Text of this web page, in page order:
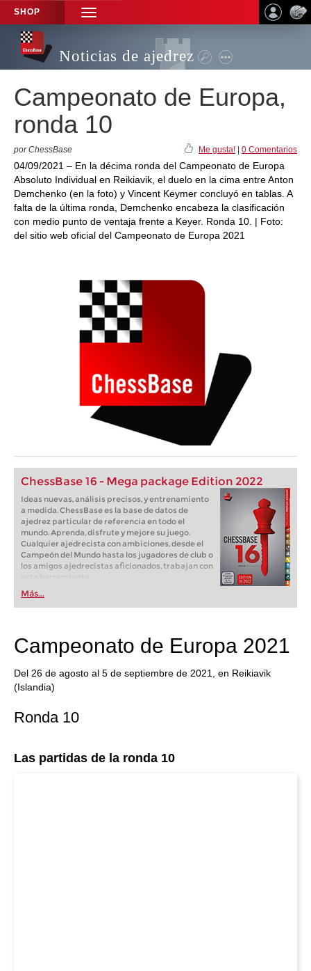
SHOP
TOGGLE
NAVIGATION
Noticias de ajedrez
Campeonato de Europa,
ronda 10
por ChessBase Me gusta! 0 Comentarios
04/09/2021 – En la décima ronda del Campeonato de Europa
Absoluto Individual en Reikiavik, el duelo en la cima entre Anton
Demchenko (en la foto) y Vincent Keymer concluyó en tablas. A
falta de la última ronda, Demchenko encabeza la clasificación
con medio punto de ventaja frente a Keyer. Ronda 10. | Foto:
del sitio web oficial del Campeonato de Europa 2021
ChessBase 16 - Mega package Edition 2022
Ideas nuevas, análisis precisos, y entrenamiento
a medida. ChessBase es la base de datos de
ajedrez particular de referencia en todo el
mundo. Aprenda, disfrute y mejore su juego.
Cualquier ajedrecista con ambiciones, desde el
Campeón del Mundo hasta los jugadores de club o
los amigos ajedrecistas aficionados, trabajan con
Más...
Campeonato de Europa 2021
Del 26 de agosto al 5 de septiembre de 2021, en Reikiavik
(Islandia)
Ronda 10
Las partidas de la ronda 10